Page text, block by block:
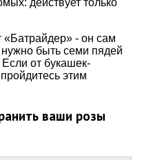
действует только
«Батрайдер» - он сам
быть семи пядей
Если от букашек-
этим
ваши розы